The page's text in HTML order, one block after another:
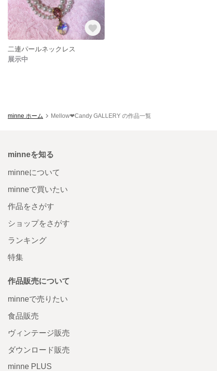
二連パールネックレス
展示中
minne ホーム Mellow‪‪❤︎‬Candy GALLERY の作品一覧
minneを知る
minneについて
minneで買いたい
作品をさがす
ショップをさがす
ランキング
特集
作品販売について
minneで売りたい
食品販売
ヴィンテージ販売
ダウンロード販売
minne PLUS